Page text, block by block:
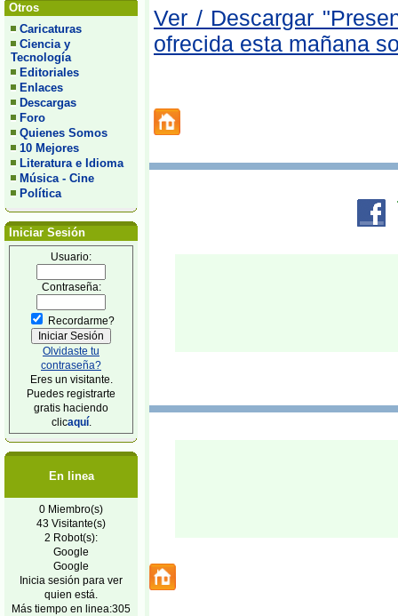
Otros
Caricaturas
Ciencia y
Tecnología
Editoriales
Enlaces
Descargas
Foro
Quienes Somos
10 Mejores
Literatura e Idioma
Música - Cine
Política
Iniciar Sesión
Usuario:
Contraseña:
Recordarme?
Olvidaste tu
contraseña?
Eres un visitante.
Puedes registrarte
gratis haciendo
clicaquí.
En linea
0 Miembro(s)
43 Visitante(s)
2 Robot(s):
Google
Google
Inicia sesión para ver
quien está.
Más tiempo en linea:305
Ver / Descargar
ofrecida esta mañana